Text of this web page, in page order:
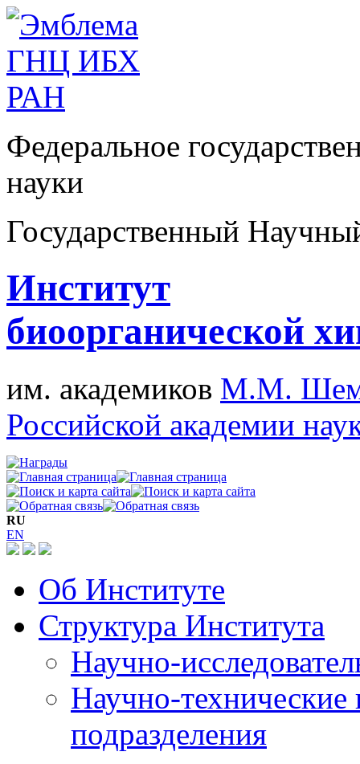
Федеральное
науки
Государственный
Институт
биоорганической
им. академиков М.М.
Российской академии
RU
EN
Об Институте
Структура Института
Научно-
Научно-технические
подразделения